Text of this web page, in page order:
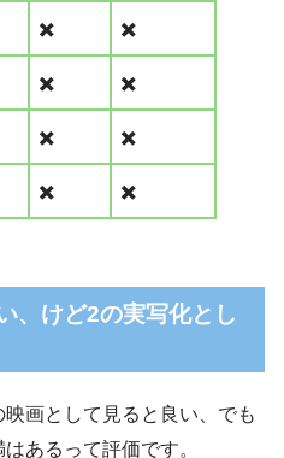
✖️ ✖️
✖️ ✖️
✖️ ✖️
✖️ ✖️
、けど2の実写化とし
画として見ると良い、でも
あるって評価です。